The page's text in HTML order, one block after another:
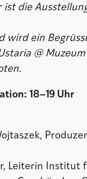
ist die
wird ein
@ Muzeum
18–19 Uhr
Leiterin Institut